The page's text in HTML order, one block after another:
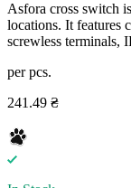
Asfora cross switch
locations. It features
screwless terminals,
per pcs.
241.49 ₴